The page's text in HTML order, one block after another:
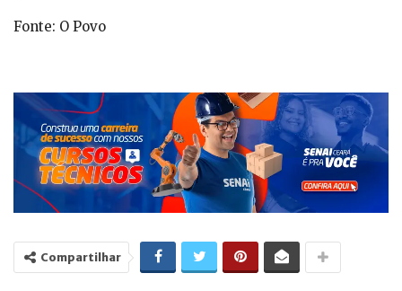
Fonte: O Povo
Compartilhar